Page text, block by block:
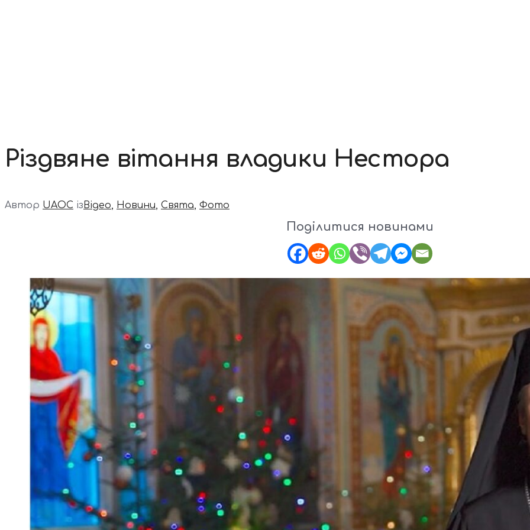
Різдвяне вітання владики Нестора
Автор UAOC із Відео, Новини, Свята, Фото
Поділитися новинами